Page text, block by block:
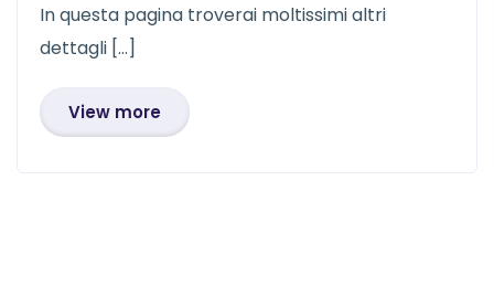
In questa pagina troverai moltissimi altri
dettagli […]
View more